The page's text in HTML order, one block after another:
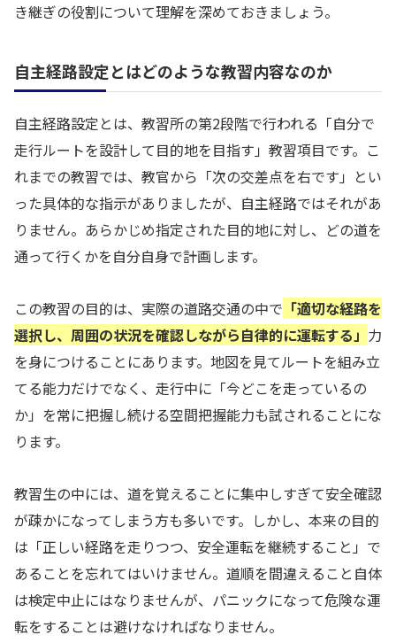
き継ぎの役割について理解を深めておきましょう。
自主経路設定とはどのような教習内容なのか
自主経路設定とは、教習所の第2段階で行われる「自分で
走行ルートを設計して目的地を目指す」教習項目です。こ
れまでの教習では、教官から「次の交差点を右です」とい
った具体的な指示がありましたが、自主経路ではそれがあ
りません。あらかじめ指定された目的地に対し、どの道を
通って行くかを自分自身で計画します。
この教習の目的は、実際の道路交通の中で 「適切な経路を
選択し、周囲の状況を確認しながら自律的に運転する」 力
を身につけることにあります。地図を見てルートを組み立
てる能力だけでなく、走行中に「今どこを走っているの
か」を常に把握し続ける空間把握能力も試されることにな
ります。
教習生の中には、道を覚えることに集中しすぎて安全確認
が疎かになってしまう方も多いです。しかし、本来の目的
は「正しい経路を走りつつ、安全運転を継続すること」で
あることを忘れてはいけません。道順を間違えること自体
は検定中止にはなりませんが、パニックになって危険な運
転をすることは避けなければなりません。